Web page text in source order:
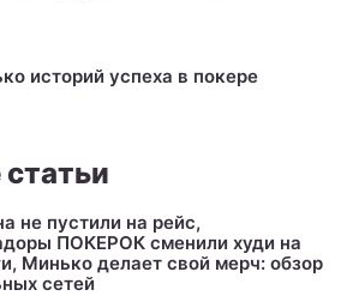
историй успеха в покере
не пустили на рейс,
ПОКЕРОК сменили худи на
Минько делает свой мерч: обзор
сетей